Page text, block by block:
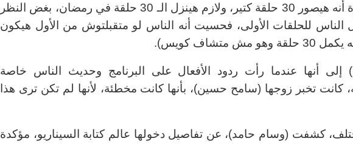
مضيفة: (فكرة أنه هيصور 30 حلقة كتير، ولازم هينزل الـ 30 حلقة في رمضان، بغض النظر
للحلقات الأولى، فحسيت أنه الناس لو متقبلتوش من الأول هيكون
متشاف كويس).
إلى أنها عندما رأت ردود الأفعال على البرنامج وحديث الناس خاصة
كانت تخبر زوجها (سامح حسين)، بأنها كانت مخطئة، لأنها لم تكن ترى هذا
كشفت (وسام حامد)، عن تفاصيل دخولها عالم كتابة السيناريو، مؤكدة